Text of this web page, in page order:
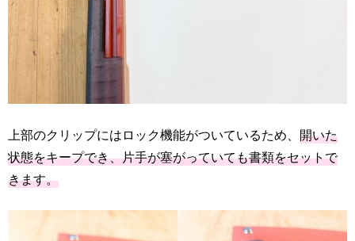
上部のクリップにはロック機能がついているため、 開いた
状態をキープでき、片手が塞がっていても書類をセットで
きます。